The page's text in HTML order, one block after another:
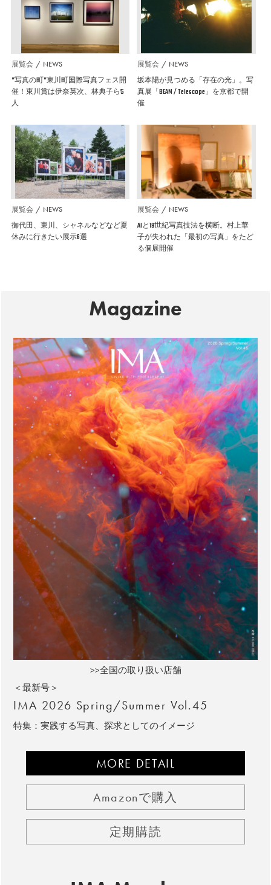
展覧会 NEWS
”写真の町”東川町国際写真フェス開
催！東川賞は伊奈英次、林典子ら5
人
展覧会 NEWS
坂本陽が見つめる「存在の光」。写
真展「BEAM / Telescope」を京都で開
催
展覧会 NEWS
御代田、東川、シャネルなどなど夏
休みに行きたい展示6選
展覧会 NEWS
AIと19世紀写真技法を横断。村上華
子が失われた「最初の写真」をたど
る個展開催
Magazine
>>全国の取り扱い店舗
＜最新号＞
IMA 2026 Spring/Summer Vol.45
特集：実践する写真、探求としてのイメージ
MORE DETAIL
Amazonで購入
定期購読